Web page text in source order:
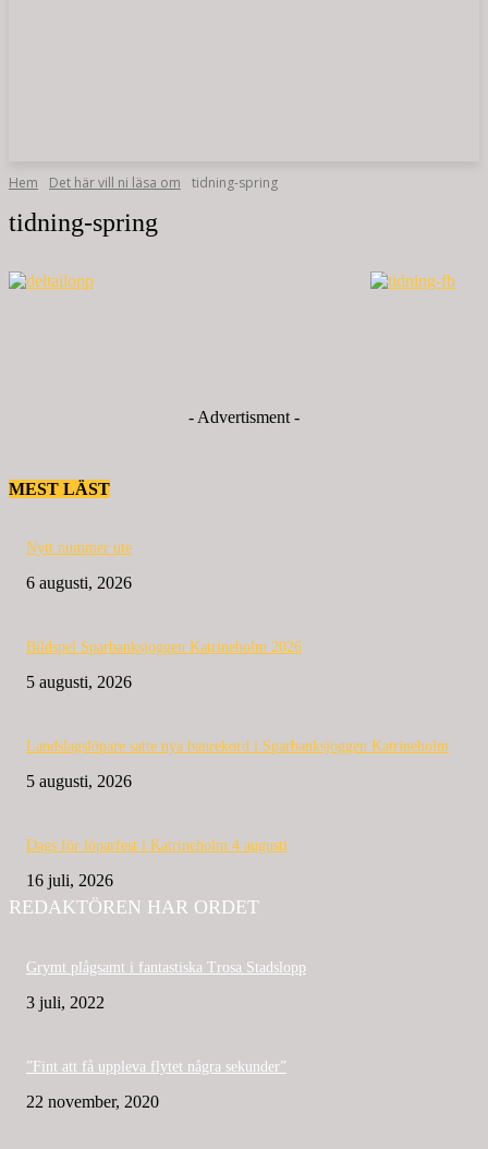
Hem Det här vill ni läsa om tidning-spring
tidning-spring
- Advertisment -
MEST LÄST
Nytt nummer ute
6 augusti, 2026
Bildspel Sparbanksjoggen Katrineholm 2026
5 augusti, 2026
Landslagslöpare satte nya banrekord i Sparbanksjoggen Katrineholm
5 augusti, 2026
Dags för löparfest i Katrineholm 4 augusti
16 juli, 2026
REDAKTÖREN HAR ORDET
Grymt plågsamt i fantastiska Trosa Stadslopp
3 juli, 2022
”Fint att få uppleva flytet några sekunder”
22 november, 2020